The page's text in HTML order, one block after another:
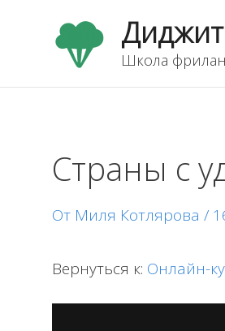
содержимому
Школа
Страны с
От Миля Котлярова /
Вернуться к: Онлайн-